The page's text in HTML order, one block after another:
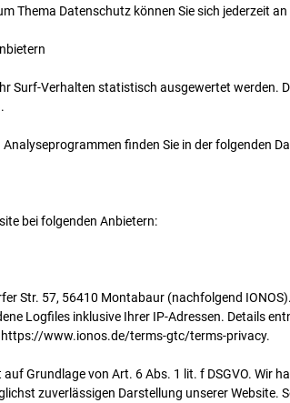
Thema Datenschutz können Sie sich jederzeit
Surf-Verhalten statistisch ausgewertet werden.
finden Sie in der folgenden
bei folgenden Anbietern:
Str. 57, 56410 Montabaur (nachfolgend
Logfiles inklusive Ihrer IP-Adressen. Details
https://www.ionos.de/terms-gtc/terms-privacy.
Grundlage von Art. 6 Abs. 1 lit. f DSGVO. Wir
zuverlässigen Darstellung unserer Website.